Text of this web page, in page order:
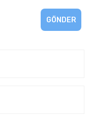
GÖNDER